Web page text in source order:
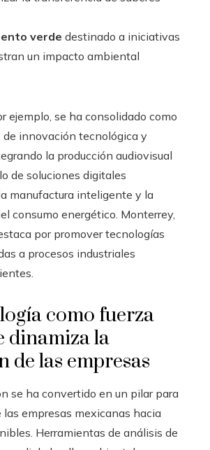
verde destinado a iniciativas
un impacto ambiental
ejemplo, se ha consolidado como
innovación tecnológica y
la producción audiovisual
de soluciones digitales
manufactura inteligente y la
consumo energético. Monterrey,
por promover tecnologías
a procesos industriales
como fuerza
dinamiza la
de las empresas
se ha convertido en un pilar para
las empresas mexicanas hacia
Herramientas de análisis de